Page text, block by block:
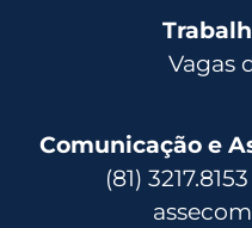
Vagas
Comunicação e
(81)